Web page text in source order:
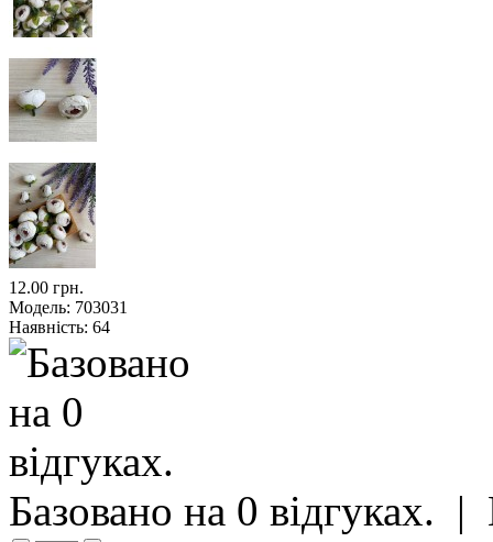
12.00 грн.
Модель: 703031
Наявність: 64
Базовано на 0 відгуках. |